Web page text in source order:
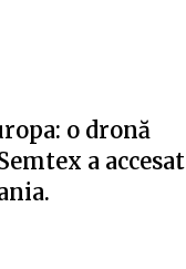
o dronă
a accesat